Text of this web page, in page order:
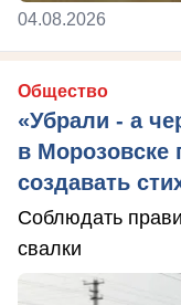
04.08.2026
Общество
«Убрали - а
в Морозовске
создавать
Соблюдать
свалки